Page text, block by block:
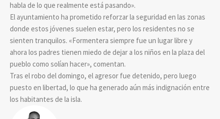
habla de lo que realmente está pasando».
El ayuntamiento ha prometido reforzar la seguridad en las zonas
donde estos jóvenes suelen estar, pero los residentes no se
sienten tranquilos. «Formentera siempre fue un lugar libre y
ahora los padres tienen miedo de dejar a los niños en la plaza del
pueblo como solían hacer», comentan.
Tras el robo del domingo, el agresor fue detenido, pero luego
puesto en libertad, lo que ha generado aún más indignación entre
los habitantes de la isla.